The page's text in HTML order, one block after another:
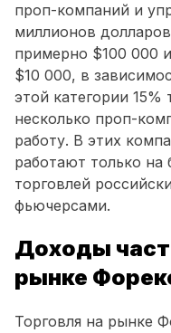
проп-компаний и
миллионов
примерно $100 000
$10 000, в
этой категории
несколько проп-
работу. В этих
работают только на
торговлей
фьючерсами.
Доходы
рынке
Торговля на рынке